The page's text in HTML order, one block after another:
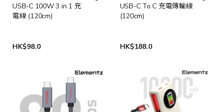
USB-C 100W 3 in 1 充
電線 (120cm)
HK$98.0
USB-C To C 充電傳輸線
(120cm)
HK$188.0